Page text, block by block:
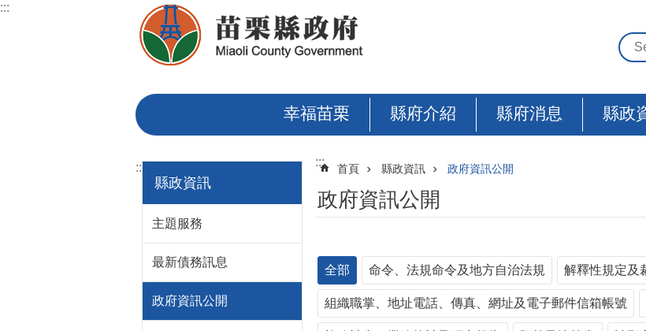
跳到主要內容區塊
:::
幸福苗栗 縣府介紹 縣府消息 縣政
:::
縣政資訊
主題服務
最新債務訊息
政府資訊公開
::: 首頁 縣政資訊 政府資訊公開
政府資訊公開
全部 命令、法規命令及地方自治法規 解釋性規定及
組織職掌、地址電話、傳真、網址及電子郵件信箱帳號